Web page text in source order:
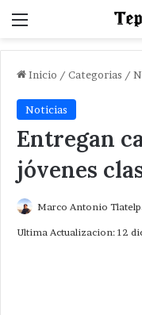
Menu
Inicio / Categorias /
Noticias
Entregan
jóvenes
Marco Antonio
Ultima Actualizacion: 12